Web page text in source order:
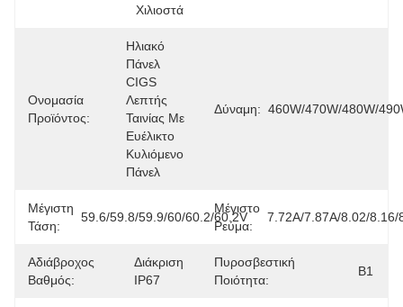
Χιλιοστά
Ονομασία
Προϊόντος:
Ηλιακό
Πάνελ
CIGS
Λεπτής
Ταινίας Με
Ευέλικτο
Κυλιόμενο
Πάνελ
Δύναμη: 460W/470W/480W/
Μέγιστη
Τάση:
59.6/59.8/59.9/60/60.2/60.2V
Μέγιστο
Ρεύμα:
7.72Α/7.87Α/8.02/8.16/
Αδιάβροχος
Βαθμός:
Διάκριση
IP67
Πυροσβεστική
Ποιότητα:
Β1